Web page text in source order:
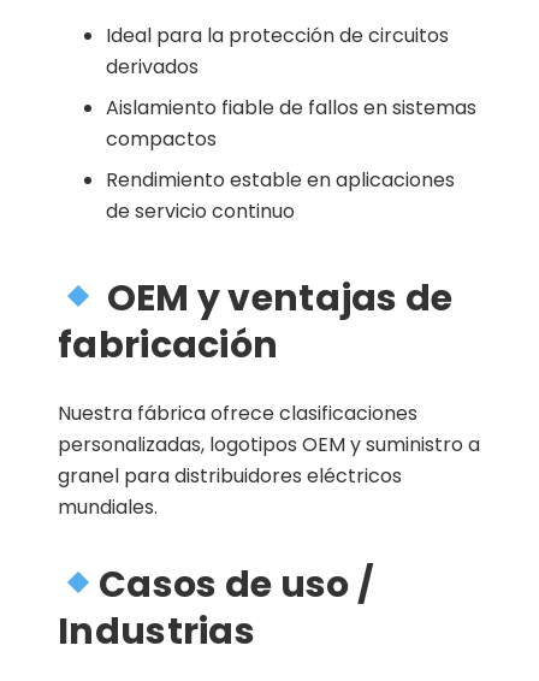
Ideal para la protección de circuitos
derivados
Aislamiento fiable de fallos en sistemas
compactos
Rendimiento estable en aplicaciones
de servicio continuo
OEM y ventajas de
fabricación
Nuestra fábrica ofrece clasificaciones
personalizadas, logotipos OEM y suministro a
granel para distribuidores eléctricos
mundiales.
Casos de uso /
Industrias